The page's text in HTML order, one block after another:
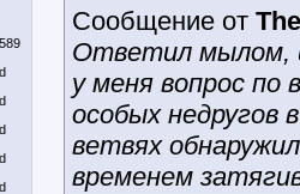
Сообщение от
Ответил мылом,
у меня вопрос по
особых недругов
ветвях
временем